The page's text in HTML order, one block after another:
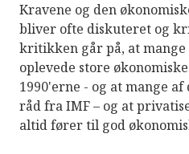
Kravene og den
bliver ofte diskuteret og
kritikken går på, at mange
oplevede store
1990'erne - og at mange
råd fra IMF – og at
altid fører til god